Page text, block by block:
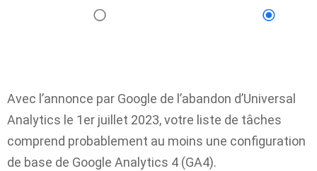
Avec l’annonce par Google de l’abandon d’Universal
Analytics le 1er juillet 2023, votre liste de tâches
comprend probablement au moins une configuration
de base de Google Analytics 4 (GA4).